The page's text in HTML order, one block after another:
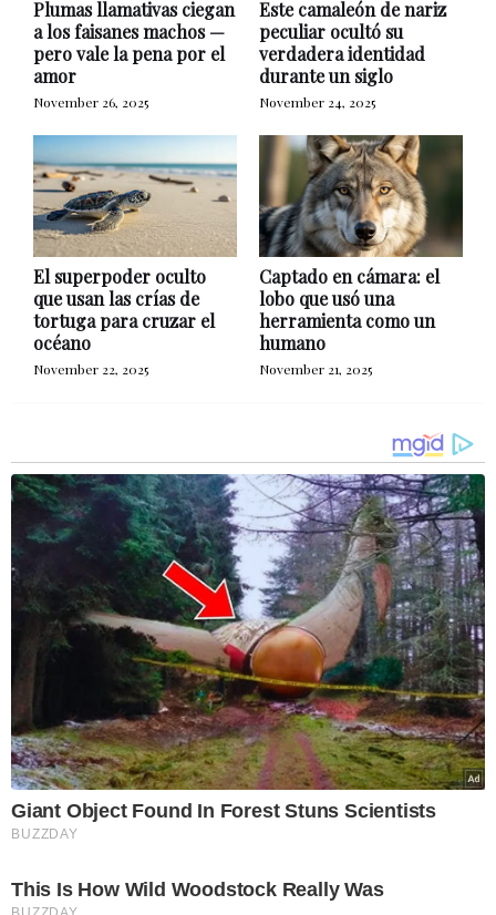
Plumas llamativas ciegan
a los faisanes machos —
pero vale la pena por el
amor
November 26, 2025
Este camaleón de nariz
peculiar ocultó su
verdadera identidad
durante un siglo
November 24, 2025
El superpoder oculto
que usan las crías de
tortuga para cruzar el
océano
November 22, 2025
Captado en cámara: el
lobo que usó una
herramienta como un
humano
November 21, 2025